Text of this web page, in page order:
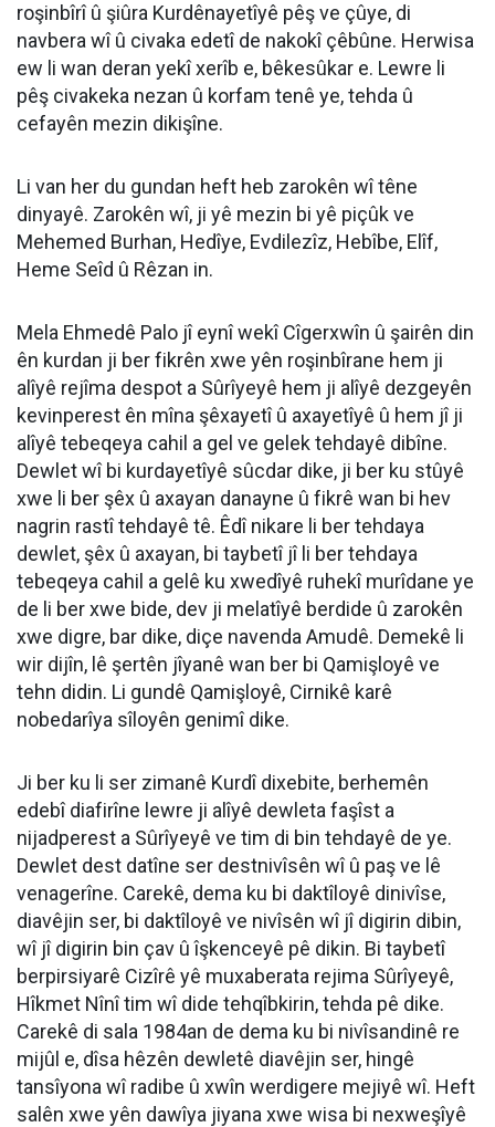
roşinbîrî û şiûra Kurdênayetîyê pêş ve çûye, di
navbera wî û civaka edetî de nakokî çêbûne. Herwisa
ew li wan deran yekî xerîb e, bêkesûkar e. Lewre li
pêş civakeka nezan û korfam tenê ye, tehda û
cefayên mezin dikişîne.
Li van her du gundan heft heb zarokên wî têne
dinyayê. Zarokên wî, ji yê mezin bi yê piçûk ve
Mehemed Burhan, Hedîye, Evdilezîz, Hebîbe, Elîf,
Heme Seîd û Rêzan in.
Mela Ehmedê Palo jî eynî wekî Cîgerxwîn û şairên din
ên kurdan ji ber fikrên xwe yên roşinbîrane hem ji
alîyê rejîma despot a Sûrîyeyê hem ji alîyê dezgeyên
kevinperest ên mîna şêxayetî û axayetîyê û hem jî ji
alîyê tebeqeya cahil a gel ve gelek tehdayê dibîne.
Dewlet wî bi kurdayetîyê sûcdar dike, ji ber ku stûyê
xwe li ber şêx û axayan danayne û fikrê wan bi hev
nagrin rastî tehdayê tê. Êdî nikare li ber tehdaya
dewlet, şêx û axayan, bi taybetî jî li ber tehdaya
tebeqeya cahil a gelê ku xwedîyê ruhekî murîdane ye
de li ber xwe bide, dev ji melatîyê berdide û zarokên
xwe digre, bar dike, diçe navenda Amudê. Demekê li
wir dijîn, lê şertên jîyanê wan ber bi Qamişloyê ve
tehn didin. Li gundê Qamişloyê, Cirnikê karê
nobedarîya sîloyên genimî dike.
Ji ber ku li ser zimanê Kurdî dixebite, berhemên
edebî diafirîne lewre ji alîyê dewleta faşîst a
nijadperest a Sûrîyeyê ve tim di bin tehdayê de ye.
Dewlet dest datîne ser destnivîsên wî û paş ve lê
venagerîne. Carekê, dema ku bi daktîloyê dinivîse,
diavêjin ser, bi daktîloyê ve nivîsên wî jî digirin dibin,
wî jî digirin bin çav û îşkenceyê pê dikin. Bi taybetî
berpirsiyarê Cizîrê yê muxaberata rejima Sûrîyeyê,
Hîkmet Nînî tim wî dide tehqîbkirin, tehda pê dike.
Carekê di sala 1984an de dema ku bi nivîsandinê re
mijûl e, dîsa hêzên dewletê diavêjin ser, hingê
tansîyona wî radibe û xwîn werdigere mejiyê wî. Heft
salên xwe yên dawîya jiyana xwe wisa bi nexweşîyê